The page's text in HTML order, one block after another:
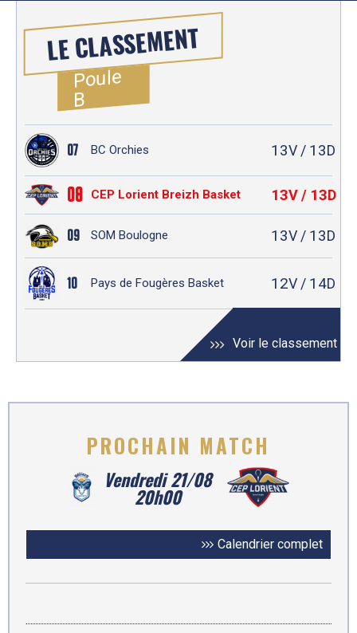
LE CLASSEMENT
Poule
B
07 BC Orchies 13V / 13D
08 CEP Lorient Breizh Basket 13V / 13D
09 SOM Boulogne 13V / 13D
10 Pays de Fougères Basket 12V / 14D
Voir le classement
Vendredi 21/08
20h00
PROCHAIN MATCH
Calendrier complet